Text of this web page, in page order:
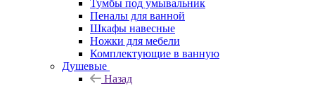
Тумбы под умывальник
Пеналы для ванной
Шкафы навесные
Ножки для мебели
Комплектующие в ванную
Душевые
Назад